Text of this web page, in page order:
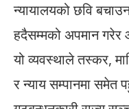
न्यायालयको छवि
हदैसम्मको अपमान गरेर
यो व्यवस्थाले तस्कर,
र न्याय सम्पानमा समेत